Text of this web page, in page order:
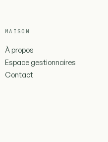
MAISON
À propos
Espace gestionnaires
Contact